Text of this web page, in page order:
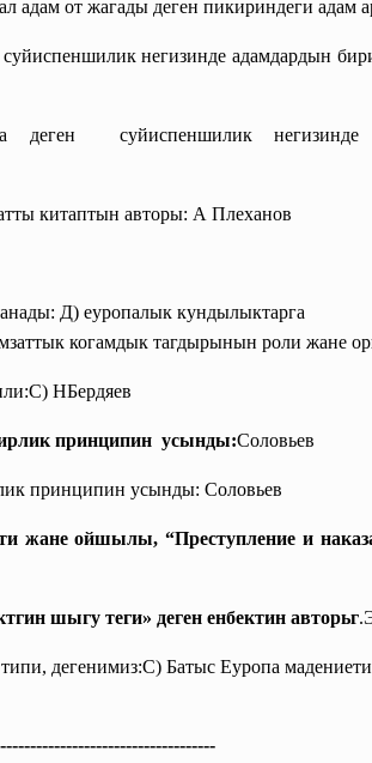
от жагады деген пикириндеги адам
негизинде адамдардын
деген суйиспеншилик негизинде
китаптын авторы: А Плеханов
Д) еуропалык кундылыктарга
когамдык тагдырынын роли жане
НБердяев
принципин усынды:Соловьев
принципин усынды: Соловьев
жане ойшылы, “Преступление и
шыгу теги» деген енбектин авторьг
дегенимиз:С) Батыс Еуропа мадениети
-------